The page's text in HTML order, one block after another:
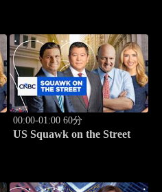
00:00-01:00 60分
US Squawk on the Street